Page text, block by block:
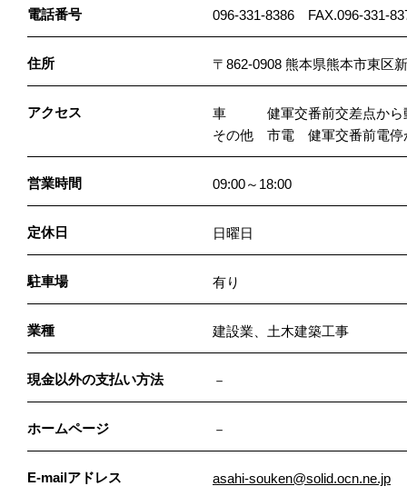
電話番号 096-331-8386 FAX.096-331-
住所 〒862-0908 熊本県熊本市東区
アクセス
車 健軍交番前交差点から動
その他 市電 健軍交番前電停
営業時間 09:00～18:00
定休日 日曜日
駐車場 有り
業種 建設業、土木建築工事
現金以外の支払い方法 －
ホームページ －
E-mailアドレス asahi-souken@solid.ocn.ne.jp